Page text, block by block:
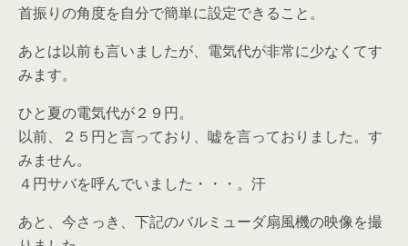
首振りの角度を自分で簡単に設定できること。
あとは以前も言いましたが、電気代が非常に少なくてす
みます。
ひと夏の電気代が２９円。
以前、２５円と言っており、嘘を言っておりました。す
みません。
４円サバを呼んでいました・・・。汗
あと、今さっき、下記のバルミューダ扇風機の映像を撮